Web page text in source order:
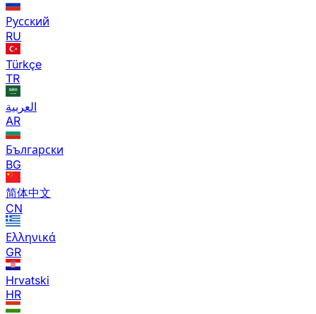
Русский
RU
Türkçe
TR
العربية
AR
Български
BG
简体中文
CN
Ελληνικά
GR
Hrvatski
HR